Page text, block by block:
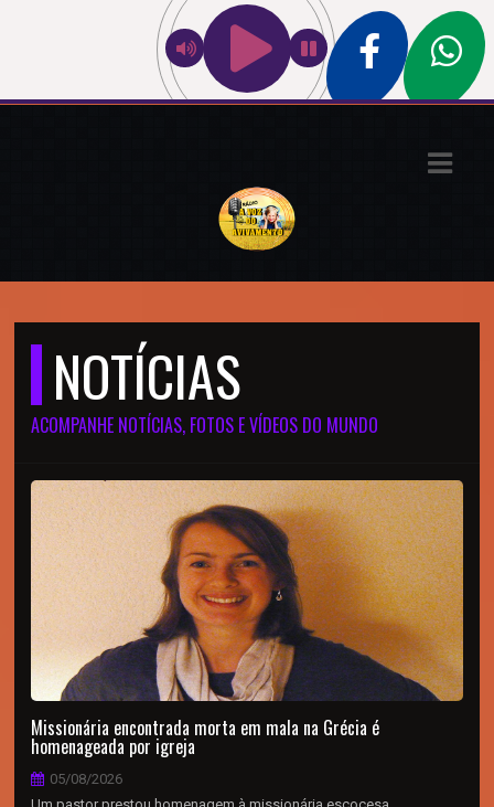
NOTÍCIAS
ACOMPANHE NOTÍCIAS, FOTOS E VÍDEOS DO MUNDO
Missionária encontrada morta em mala na Grécia é
homenageada por igreja
05/08/2026